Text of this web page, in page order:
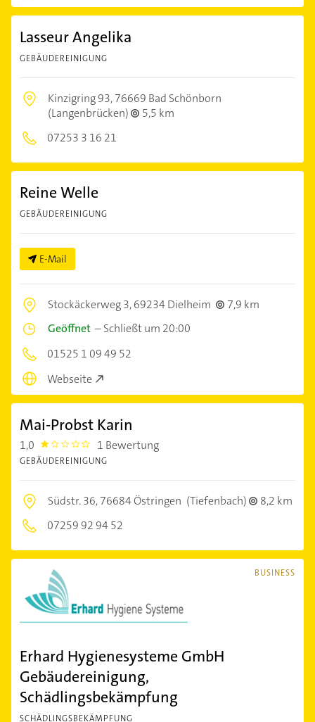
Lasseur Angelika
GEBÄUDEREINIGUNG
Kinzigring 93,76669 Bad Schönborn
(Langenbrücken)
5,5 km
07253 3 16 21
Reine Welle
GEBÄUDEREINIGUNG
E-Mail
Stockäckerweg 3,69234 Dielheim
7,9 km
Geöffnet –Schließt um 20:00
01525 1 09 49 52
Webseite
Mai-Probst Karin
1,0 1.0 1 Bewertung
GEBÄUDEREINIGUNG
Südstr. 36,76684 Östringen (Tiefenbach)
8,2 km
07259 92 94 52
BUSINESS
Erhard Hygienesysteme GmbH
Gebäudereinigung,
Schädlingsbekämpfung
SCHÄDLINGSBEKÄMPFUNG